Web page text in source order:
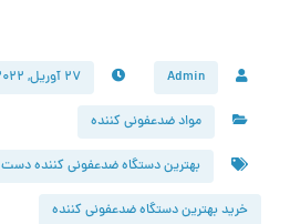
Admin ۲۷ آوریل, ۲۰۲۲
مواد ضدعفونی کننده
بهترین دستگاه ضدعفونی کننده دست
خرید بهترین دستگاه ضدعفونی کننده